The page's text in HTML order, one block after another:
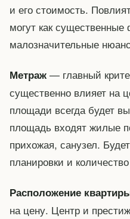
и его стоимость.
могут как существенные
малозначительные
Метраж — главный
существенно влияет на
площади всегда будет
площадь входят жилые
прихожая, санузел.
планировки и
Расположение
на цену. Центр и